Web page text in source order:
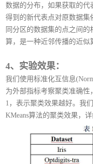
数据的分布，如果获取的代
得到的新代表点对原数据
同分区的数据集的点之间
算，是一种近邻传播的近似
4、实验效果：
我们使用标准化互信息
为外部指标考察聚类准确
1，表示聚类效果越好。我
KMeans算法的聚类效果，